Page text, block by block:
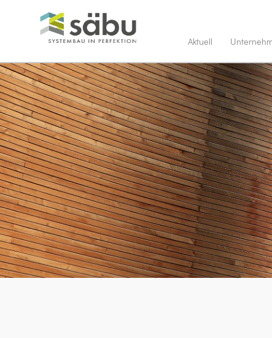
Aktuell